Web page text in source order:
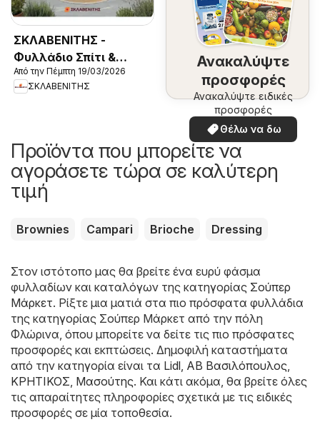
ΣΚΛΑΒΕΝΙΤΗΣ -
Φυλλάδιο Σπίτι &
Κήπος 2026
Από την Πέμπτη 19/03/2026
ΣΚΛΑΒΕΝΙΤΗΣ
Ανακαλύψτε
προσφορές
Ανακαλύψτε ειδικές
προσφορές
Θέλω να δω
Προϊόντα που μπορείτε να
αγοράσετε τώρα σε καλύτερη
τιμή
Brownies Campari Brioche Dressing
Στον ιστότοπο μας θα βρείτε ένα ευρύ φάσμα
φυλλαδίων και καταλόγων της κατηγορίας Σούπερ
Μάρκετ. Ρίξτε μια ματιά στα πιο πρόσφατα φυλλάδια
της κατηγορίας Σούπερ Μάρκετ από την πόλη
Φλώρινα, όπου μπορείτε να δείτε τις πιο πρόσφατες
προσφορές και εκπτώσεις. Δημοφιλή καταστήματα
από την κατηγορία είναι τα Lidl ΑΒ Βασιλόπουλος
ΚΡΗΤΙΚΟΣ Μασούτης. Και κάτι ακόμα, θα βρείτε όλες
τις απαραίτητες πληροφορίες σχετικά με τις ειδικές
προσφορές σε μία τοποθεσία.